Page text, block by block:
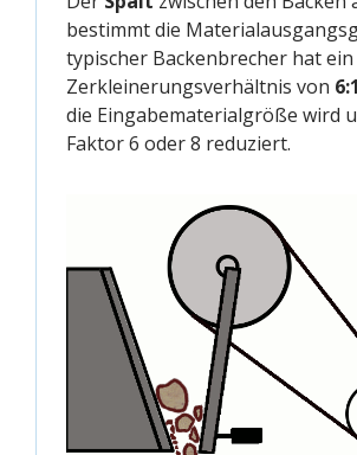
bestimmt die
typischer Backenbrecher hat ein
Zerkleinerungsverhältnis von 6:1
die Eingabematerialgröße wird
Faktor 6 oder 8 reduziert.